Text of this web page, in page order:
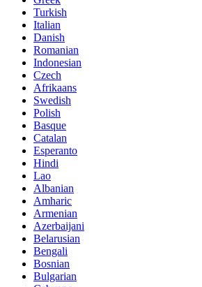
Turkish
Italian
Danish
Romanian
Indonesian
Czech
Afrikaans
Swedish
Polish
Basque
Catalan
Esperanto
Hindi
Lao
Albanian
Amharic
Armenian
Azerbaijani
Belarusian
Bengali
Bosnian
Bulgarian